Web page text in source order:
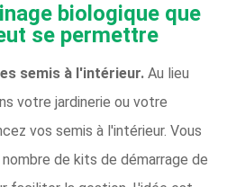
biologique que
se permettre
semis à l'intérieur. Au lieu
votre jardinerie ou votre
vos semis à l'intérieur. Vous
de kits de démarrage de